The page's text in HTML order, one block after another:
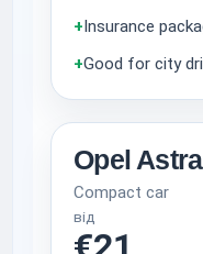
+Insurance
+Good for city
Opel Astra
Compact car
від